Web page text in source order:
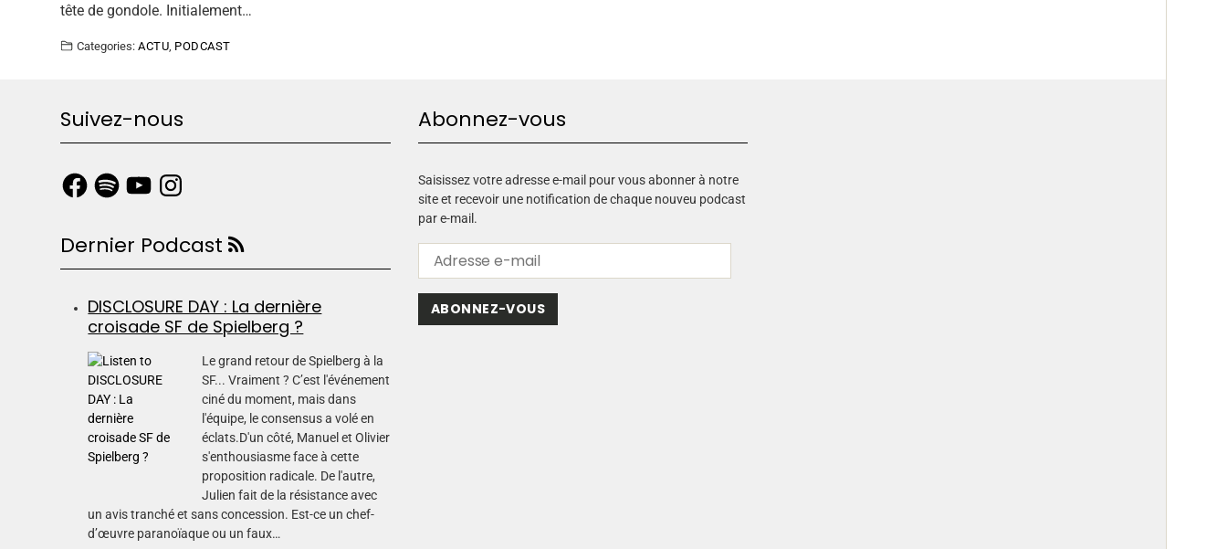
tête de gondole. Initialement…
Categories: ACTU PODCAST
Suivez-nous
Dernier Podcast
DISCLOSURE DAY : La dernière
croisade SF de Spielberg ?
Le grand retour de Spielberg à la
SF... Vraiment ? C’est l'événement
ciné du moment, mais dans
l'équipe, le consensus a volé en
éclats.D'un côté, Manuel et Olivier
s'enthousiasme face à cette
proposition radicale. De l'autre,
Julien fait de la résistance avec
un avis tranché et sans concession. Est-ce un chef-
d’œuvre paranoïaque ou un faux…
Abonnez-vous
Saisissez votre adresse e-mail pour vous abonner à notre
site et recevoir une notification de chaque nouveu podcast
par e-mail.
ABONNEZ-VOUS